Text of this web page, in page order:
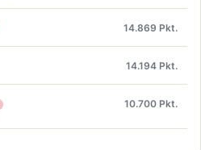
14.869 Pkt.
14.194 Pkt.
10.700 Pkt.